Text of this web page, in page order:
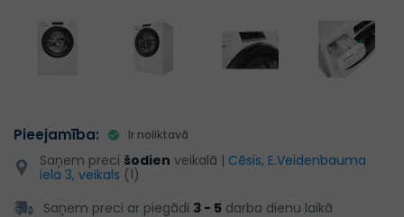
Pieejamība: Ir noliktavā
Saņem preci šodien veikalā | Cēsis, E.Veidenbauma
iela 3, veikals (1)
Saņem preci ar piegādi 3 - 5 darba dienu laikā